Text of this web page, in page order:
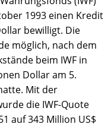
1993 einen Kredit
bewilligt. Die
möglich, nach dem
beim IWF in
Dollar am 5.
Mit der
die IWF-Quote
auf 343 Million US$